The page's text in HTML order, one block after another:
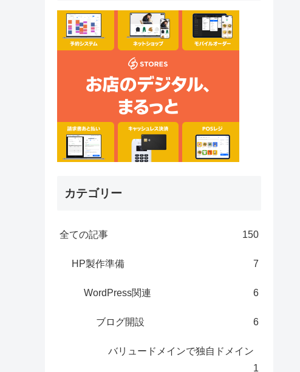
カテゴリー
全ての記事 150
HP製作準備 7
WordPress関連 6
ブログ開設 6
バリュードメインで独自ドメイン
1